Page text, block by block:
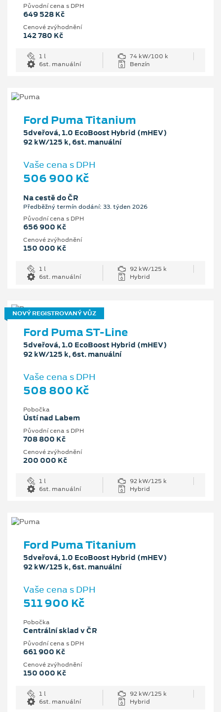
Původní cena s DPH
649 528 Kč
Cenové zvýhodnění
142 780 Kč
1 l
74 kW/100 k
6st. manuální
Benzín
Ford Puma Titanium
5dveřová, 1.0 EcoBoost Hybrid (mHEV)
92 kW/125 k, 6st. manuální
Vaše cena s DPH
506 900 Kč
Na cestě do ČR
Předběžný termín dodání: 33. týden 2026
Původní cena s DPH
656 900 Kč
Cenové zvýhodnění
150 000 Kč
1 l
92 kW/125 k
6st. manuální
Hybrid
NOVÝ REGISTROVANÝ VŮZ
Ford Puma ST-Line
5dveřová, 1.0 EcoBoost Hybrid (mHEV)
92 kW/125 k, 6st. manuální
Vaše cena s DPH
508 800 Kč
Pobočka
Ústí nad Labem
Původní cena s DPH
708 800 Kč
Cenové zvýhodnění
200 000 Kč
1 l
92 kW/125 k
6st. manuální
Hybrid
Ford Puma Titanium
5dveřová, 1.0 EcoBoost Hybrid (mHEV)
92 kW/125 k, 6st. manuální
Vaše cena s DPH
511 900 Kč
Pobočka
Centrální sklad v ČR
Původní cena s DPH
661 900 Kč
Cenové zvýhodnění
150 000 Kč
1 l
92 kW/125 k
6st. manuální
Hybrid